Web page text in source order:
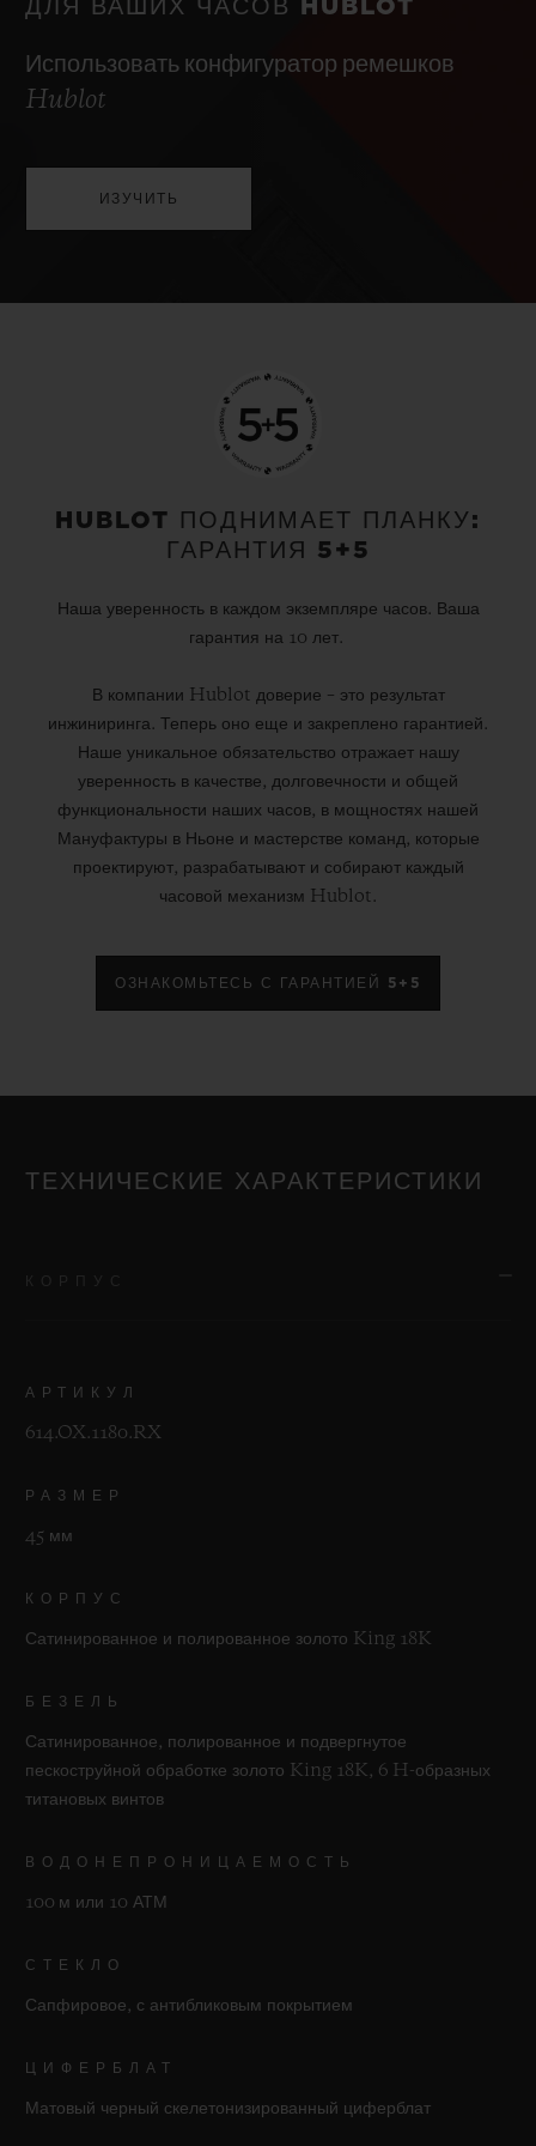
ДЛЯ ВАШИХ ЧАСОВ HUBLOT
Использовать конфигуратор ремешков
Hublot
ИЗУЧИТЬ
HUBLOT ПОДНИМАЕТ ПЛАНКУ:
ГАРАНТИЯ 5+5
Наша уверенность в каждом экземпляре часов. Ваша
гарантия на 10 лет.
В компании Hublot доверие – это результат
инжиниринга. Теперь оно еще и закреплено гарантией.
Наше уникальное обязательство отражает нашу
уверенность в качестве, долговечности и общей
функциональности наших часов, в мощностях нашей
Мануфактуры в Ньоне и мастерстве команд, которые
проектируют, разрабатывают и собирают каждый
часовой механизм Hublot.
ОЗНАКОМЬТЕСЬ С ГАРАНТИЕЙ 5+5
ТЕХНИЧЕСКИЕ ХАРАКТЕРИСТИКИ
АРТИКУЛ
614.OX.1180.RX
РАЗМЕР
45 мм
КОРПУС
Сатинированное и полированное золото King 18K
БЕЗЕЛЬ
Сатинированное, полированное и подвергнутое
пескоструйной обработке золото King 18K, 6 H-образных
титановых винтов
ВОДОНЕПРОНИЦАЕМОСТЬ
100 м или 10 АТМ
СТЕКЛО
Сапфировое, с антибликовым покрытием
ЦИФЕРБЛАТ
Матовый черный скелетонизированный циферблат